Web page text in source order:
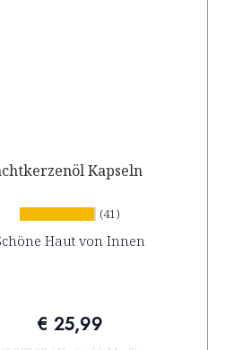
Kapseln
(41)
Haut von Innen
€ 25,99